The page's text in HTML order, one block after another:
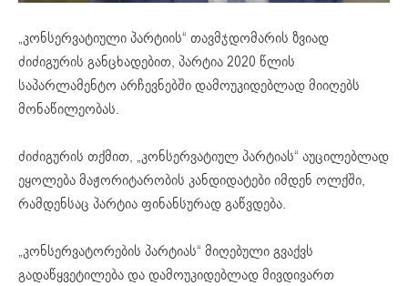
„კონსერვატიული პარტიის“ თავმჯდომარის ზვიად
ძიძიგურის განცხადებით, პარტია 2020 წლის
საპარლამენტო არჩევნებში დამოუკიდებლად მიიღებს
მონაწილეობას.
ძიძიგურის თქმით, „კონსერვატიულ პარტიას“ აუცილებლად
ეყოლება მაჟორიტარობის კანდიდატები იმდენ ოლქში,
რამდენსაც პარტია ფინანსურად გაწვდება.
„კონსერვატორების პარტიას“ მიღებული გვაქვს
გადაწყვეტილება და დამოუკიდებლად მივდივართ